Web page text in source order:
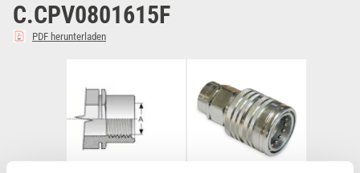
C.CPV0801615F
PDF herunterladen